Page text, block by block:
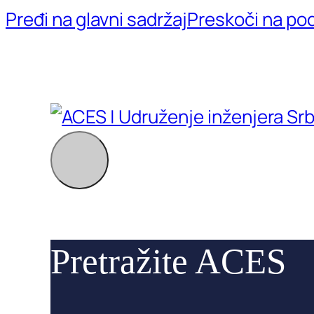
Pređi na glavni sadržajPreskoči na
Pretražite ACES